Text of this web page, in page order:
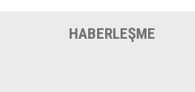
HABERLEŞME